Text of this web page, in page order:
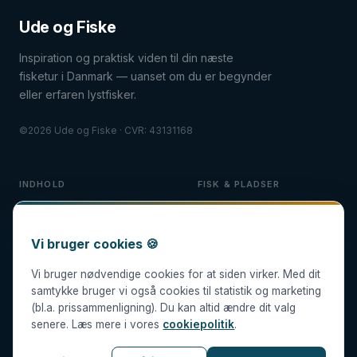
Ude og Fiske
Inspiration og praktisk viden til din næste
fisketur i Danmark — uanset om du er begynder
eller erfaren lystfisker.
©2026 Ude og Fiske · CVR: 43131168
INDHOLD
Fisketure
Blog
FISK & PLADSER
Alle anbefalinger er redaktionelt uafhængige. Nogle links er
Vi bruger cookies 🍪
Vi bruger nødvendige cookies for at siden virker. Med dit
samtykke bruger vi også cookies til statistik og marketing
(bl.a. prissammenligning). Du kan altid ændre dit valg
senere. Læs mere i vores cookiepolitik.